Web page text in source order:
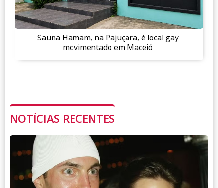
Sauna Hamam, na Pajuçara, é local gay
movimentado em Maceió
NOTÍCIAS RECENTES